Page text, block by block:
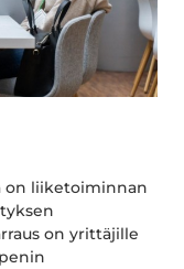
on liiketoiminnan
on yrittäjille